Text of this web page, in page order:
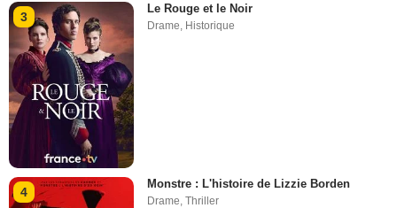
3
Le Rouge et le Noir
Drame Historique
4
Monstre : L'histoire de Lizzie Borden
Drame,Thriller